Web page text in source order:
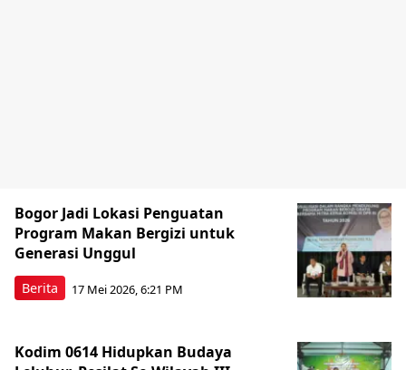
Berita
Bogor Jadi Lokasi Penguatan
Program Makan Bergizi untuk
Generasi Unggul
17 Mei 2026, 6:21 PM
Kodim 0614 Hidupkan Budaya